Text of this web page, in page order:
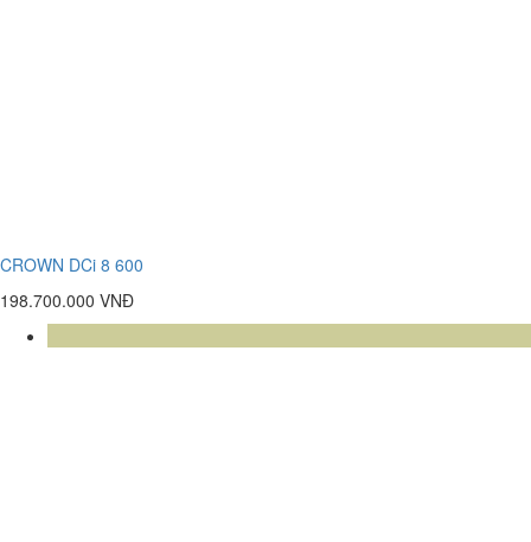
CROWN DCi 8 600
198.700.000 VNĐ